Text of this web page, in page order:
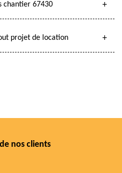
chantier 67430
projet de location
nos clients